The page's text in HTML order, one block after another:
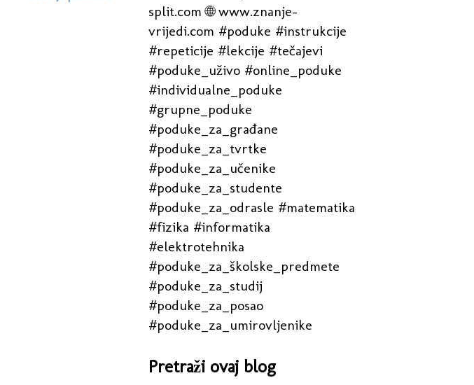
split.com 🌐 www.znanje-
vrijedi.com #poduke #instrukcije
#repeticije #lekcije #tečajevi
#poduke_uživo #online_poduke
#individualne_poduke
#grupne_poduke
#poduke_za_građane
#poduke_za_tvrtke
#poduke_za_učenike
#poduke_za_studente
#poduke_za_odrasle #matematika
#fizika #informatika
#elektrotehnika
#poduke_za_školske_predmete
#poduke_za_studij
#poduke_za_posao
#poduke_za_umirovljenike
Pretraži ovaj blog